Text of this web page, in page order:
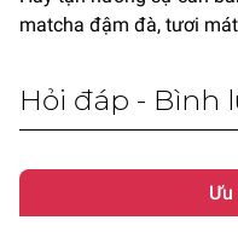
matcha đậm đà, tươi
Hỏi đáp - Bình
Ưu